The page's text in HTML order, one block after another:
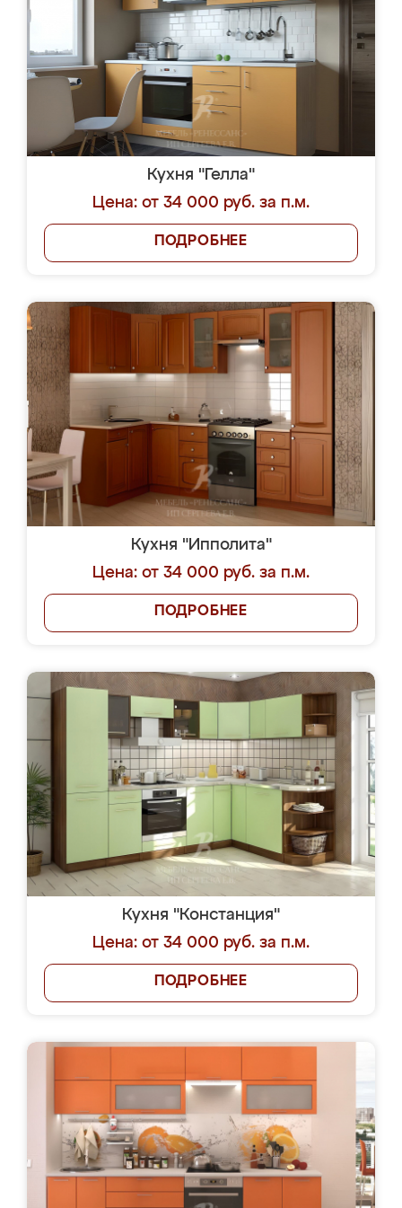
Кухня "Гелла"
Цена: от 34 000 руб. за п.м.
ПОДРОБНЕЕ
Кухня "Ипполита"
Цена: от 34 000 руб. за п.м.
ПОДРОБНЕЕ
Кухня "Констанция"
Цена: от 34 000 руб. за п.м.
ПОДРОБНЕЕ